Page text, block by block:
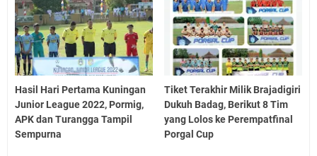
Hasil Hari Pertama Kuningan
Junior League 2022, Pormig,
APK dan Turangga Tampil
Sempurna
Tiket Terakhir Milik Brajadigiri
Dukuh Badag, Berikut 8 Tim
yang Lolos ke Perempatfinal
Porgal Cup